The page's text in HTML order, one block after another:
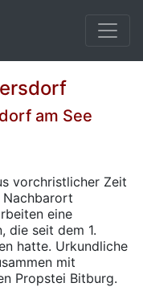
am See
vorchristlicher Zeit
Nachbarort
eine
die seit dem 1.
hatte. Urkundliche
mit
Propstei Bitburg.